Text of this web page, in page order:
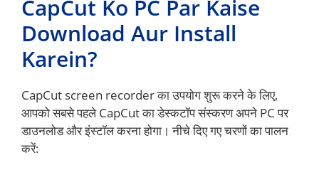
CapCut Ko PC Par Kaise
Download Aur Install
Karein?
CapCut screen recorder का उपयोग शुरू करने के लिए,
आपको सबसे पहले CapCut का डेस्कटॉप संस्करण अपने PC पर
डाउनलोड और इंस्टॉल करना होगा। नीचे दिए गए चरणों का पालन
करें: